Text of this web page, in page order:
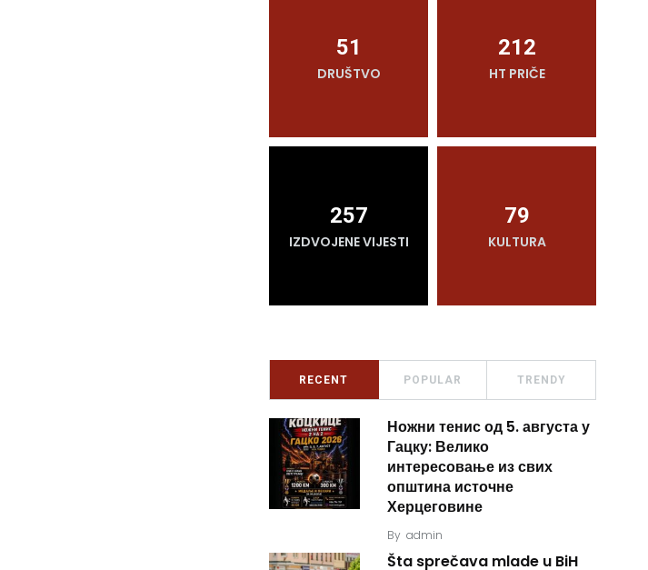
51
DRUŠTVO
212
HT PRIČE
257
IZDVOJENE VIJESTI
79
KULTURA
RECENT POPULAR TRENDY
Ножни тенис од 5. августа у
Гацку: Велико
интересовање из свих
општина источне
Херцеговине
By admin
Šta sprečava mlade u BiH